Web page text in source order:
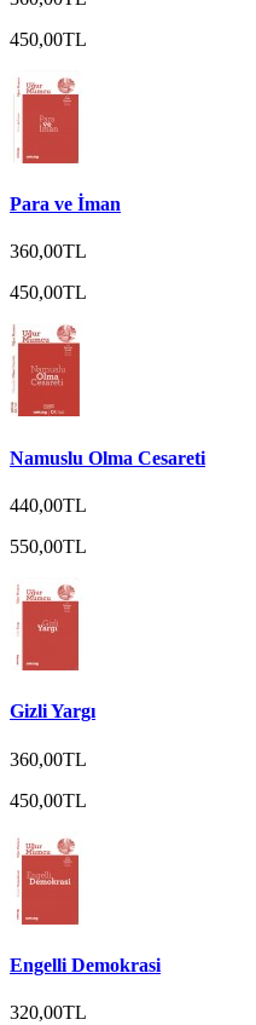
450,00TL
Para ve İman
360,00TL
450,00TL
Namuslu Olma Cesareti
440,00TL
550,00TL
Gizli Yargı
360,00TL
450,00TL
Engelli Demokrasi
320,00TL